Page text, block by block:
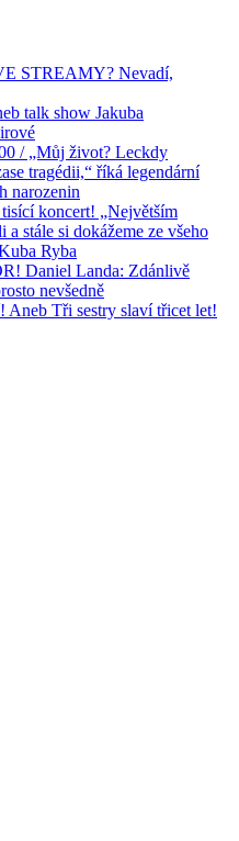
STREAMY? Nevadí,
talk show Jakuba
/ „Můj život? Leckdy
tragédii,“ říká legendární
narozenin
koncert! „Největším
a stále si dokážeme ze všeho
Ryba
Daniel Landa: Zdánlivě
nevšedně
Tři sestry slaví třicet let!